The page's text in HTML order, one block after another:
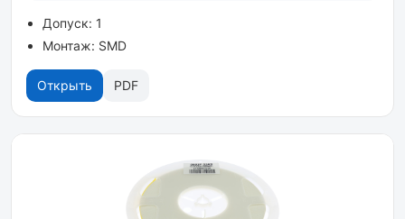
Допуск: 1
Монтаж: SMD
Открыть PDF